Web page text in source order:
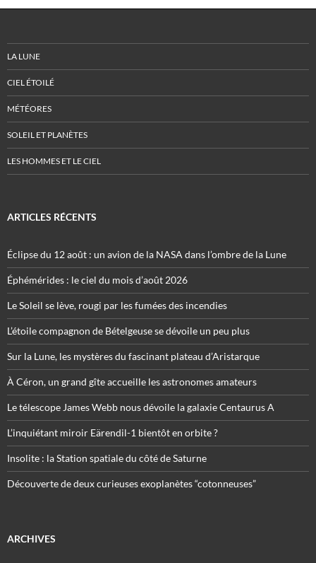
LA LUNE
CIEL ÉTOILÉ
MÉTÉORES
SOLEIL ET PLANÈTES
LES HOMMES ET LE CIEL
ARTICLES RÉCENTS
Éclipse du 12 août : un avion de la NASA dans l’ombre de la Lune
Éphémérides : le ciel du mois d’août 2026
Le Soleil se lève, rougi par les fumées des incendies
L’étoile compagnon de Bételgeuse se dévoile un peu plus
Sur la Lune, les mystères du fascinant plateau d’Aristarque
À Céron, un grand gîte accueille les astronomes amateurs
Le télescope James Webb nous dévoile la galaxie Centaurus A
L’inquiétant miroir Eärendil-1 bientôt en orbite ?
Insolite : la Station spatiale du côté de Saturne
Découverte de deux curieuses exoplanètes “cotonneuses”
ARCHIVES